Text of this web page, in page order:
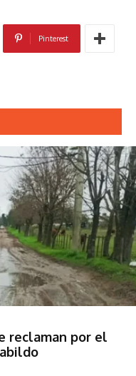
Pinterest
reclaman por el